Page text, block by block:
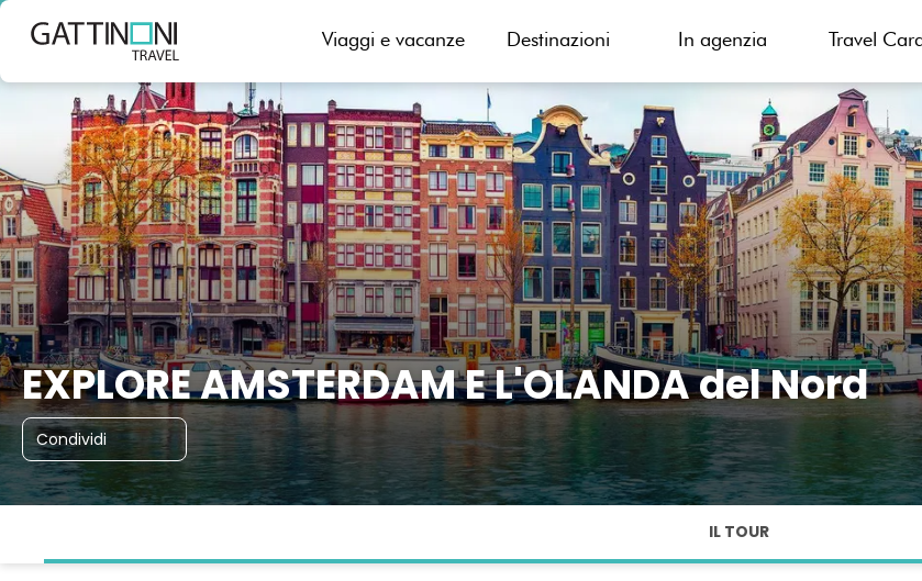
Viaggi e vacanze Destinazioni In agenzia Travel
EXPLORE AMSTERDAM E L'OLANDA del Nord
Condividi
Amsterdam, Paesi Bassi
IL TOUR